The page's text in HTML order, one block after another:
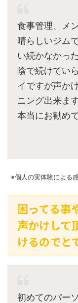
食事管理、メ
晴らしいジム
い続かなかっ
陰で続けてい
イですが声か
ニング出来ま
本当にお勧め
※個人の実体験による
困ってる事
声かけして
けるのでと
初めてのパー